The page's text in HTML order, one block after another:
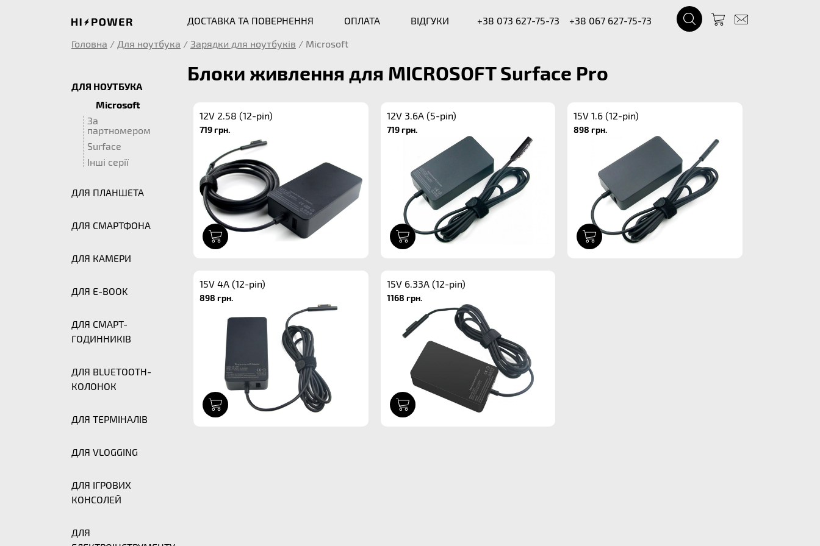
ДОСТАВКА ТА ПОВЕРНЕННЯ ОПЛАТА ВІДГУКИ +38 073 627-75-73
+38 067 627-75-73
Головна / Для ноутбука / Зарядки для ноутбуків / Microsoft
ДЛЯ НОУТБУКА
Microsoft
За
партномером
Surface
Інші серії
ДЛЯ ПЛАНШЕТА
ДЛЯ СМАРТФОНА
ДЛЯ КАМЕРИ
ДЛЯ E-BOOK
ДЛЯ СМАРТ-
ГОДИННИКІВ
ДЛЯ BLUETOOTH-
КОЛОНОК
ДЛЯ ТЕРМІНАЛІВ
ДЛЯ VLOGGING
ДЛЯ ІГРОВИХ
КОНСОЛЕЙ
ДЛЯ
Блоки живлення для MICROSOFT Surface Pro
12V 2.58 (12-pin)
719 грн.
12V 3.6A (5-pin)
719 грн.
15V 1.6 (12-pin)
898 грн.
15V 4A (12-pin)
898 грн.
15V 6.33A (12-pin)
1168 грн.